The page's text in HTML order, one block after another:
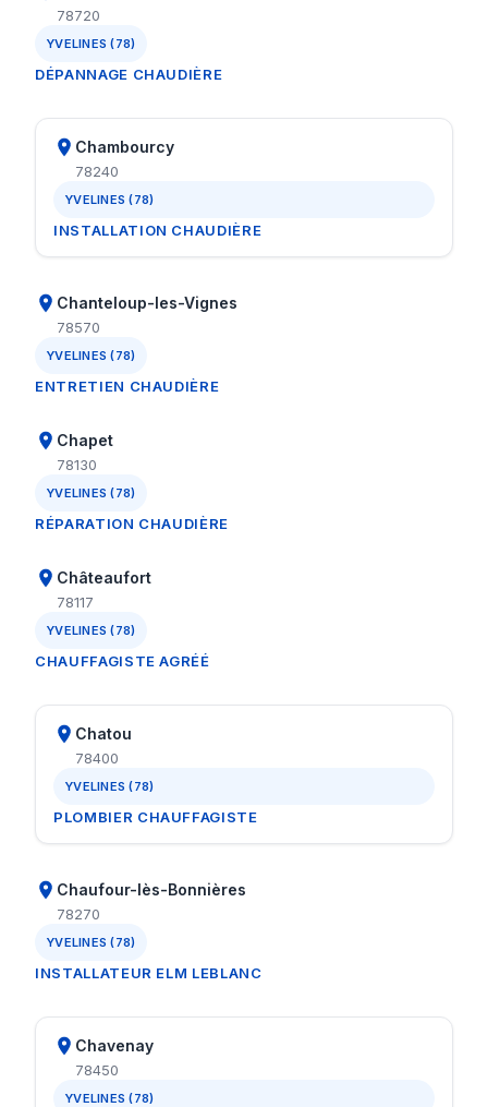
78720
YVELINES (78)
DÉPANNAGE CHAUDIÈRE
Chambourcy
78240
YVELINES (78)
INSTALLATION CHAUDIÈRE
Chanteloup-les-Vignes
78570
YVELINES (78)
ENTRETIEN CHAUDIÈRE
Chapet
78130
YVELINES (78)
RÉPARATION CHAUDIÈRE
Châteaufort
78117
YVELINES (78)
CHAUFFAGISTE AGRÉÉ
Chatou
78400
YVELINES (78)
PLOMBIER CHAUFFAGISTE
Chaufour-lès-Bonnières
78270
YVELINES (78)
INSTALLATEUR ELM LEBLANC
Chavenay
78450
YVELINES (78)